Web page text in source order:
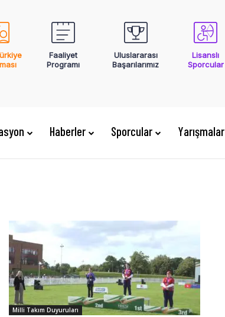
Faaliyet
Programı
Uluslararası
Başarılarımız
Lisanslı
Sporcular
Haberler Sporcular Yarışmalar
Milli Takım Duyuruları